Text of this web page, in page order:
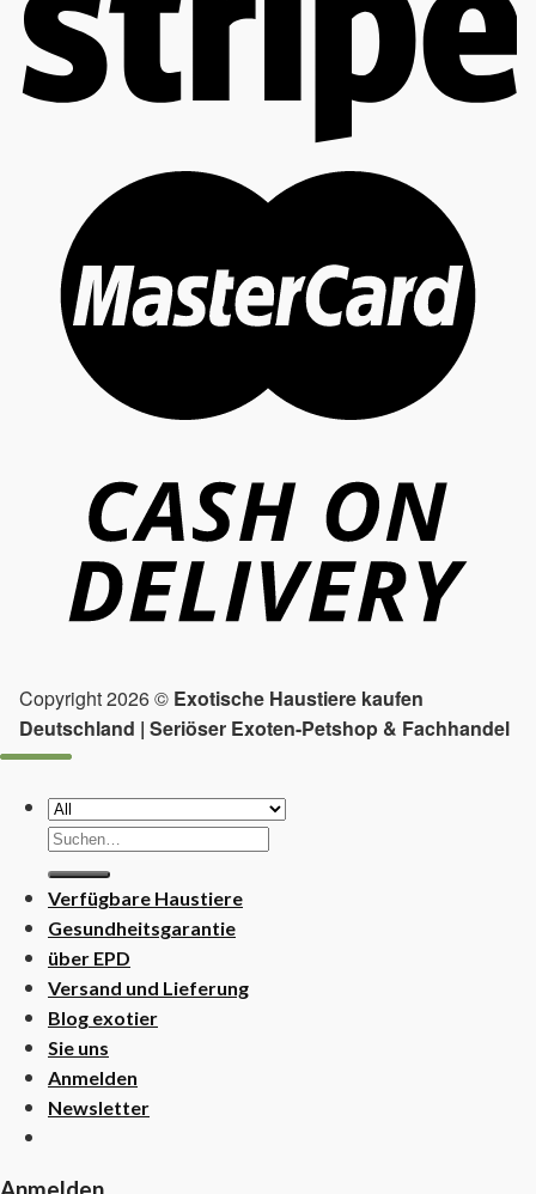
Copyright 2026 © Exotische Haustiere kaufen
Deutschland | Seriöser Exoten-Petshop & Fachhandel
Suchen
nach:
Verfügbare Haustiere
Gesundheitsgarantie
über EPD
Versand und Lieferung
Blog exotier
Sie uns
Anmelden
Newsletter